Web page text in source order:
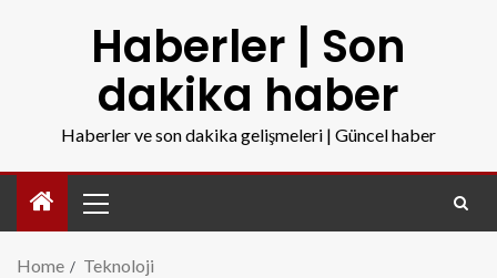
Haberler | Son
dakika haber
Haberler ve son dakika gelişmeleri | Güncel haber
Home Teknoloji